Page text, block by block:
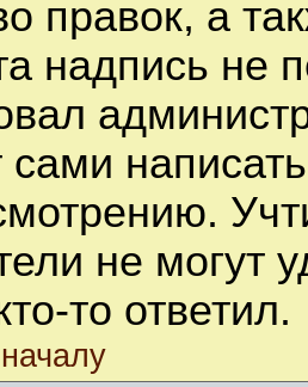
правок, а
надпись не
сами
не могут
то ответил.